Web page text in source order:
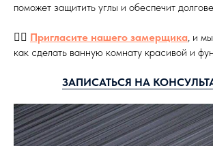
поможет защитить углы и обеспечит
👷‍♂️ Пригласите нашего замерщика, и
как сделать ванную комнату красивой и
ЗАПИСАТЬСЯ НА